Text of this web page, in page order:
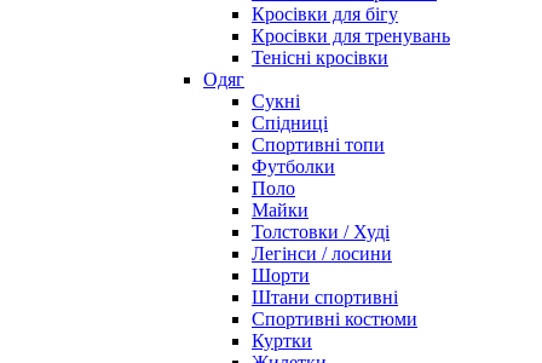
Кросівки для бігу
Кросівки для тренувань
Тенісні кросівки
Одяг
Сукні
Спідниці
Спортивні топи
Футболки
Поло
Майки
Толстовки / Худі
Легінси / лосини
Шорти
Штани спортивні
Спортивні костюми
Куртки